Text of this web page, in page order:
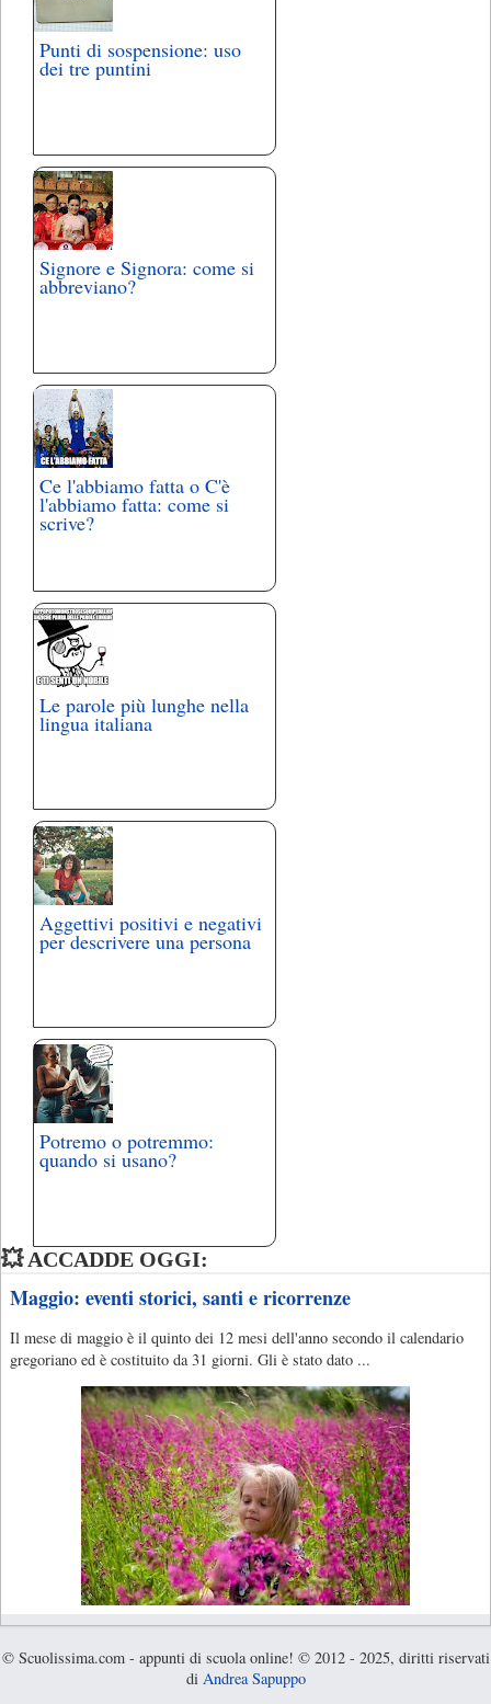
Punti di sospensione: uso
dei tre puntini
Signore e Signora: come si
abbreviano?
Ce l'abbiamo fatta o C'è
l'abbiamo fatta: come si
scrive?
Le parole più lunghe nella
lingua italiana
Aggettivi positivi e negativi
per descrivere una persona
Potremo o potremmo:
quando si usano?
💥 ACCADDE OGGI:
Maggio: eventi storici, santi e ricorrenze
Il mese di maggio è il quinto dei 12 mesi dell'anno secondo il calendario
gregoriano ed è costituito da 31 giorni. Gli è stato dato ...
© Scuolissima.com - appunti di scuola online! © 2012 - 2025, diritti riservati
di Andrea Sapuppo